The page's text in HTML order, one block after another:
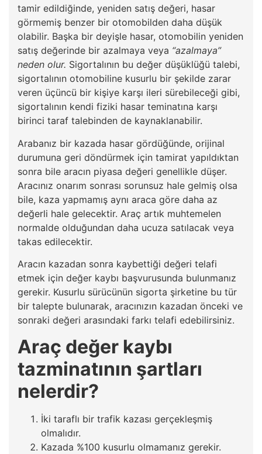
tamir edildiğinde, yeniden satış değeri, hasar
görmemiş benzer bir otomobilden daha düşük
olabilir. Başka bir deyişle hasar, otomobilin yeniden
satış değerinde bir azalmaya veya “azalmaya”
neden olur. Sigortalının bu değer düşüklüğü talebi,
sigortalının otomobiline kusurlu bir şekilde zarar
veren üçüncü bir kişiye karşı ileri sürebileceği gibi,
sigortalının kendi fiziki hasar teminatına karşı
birinci taraf talebinden de kaynaklanabilir.
Arabanız bir kazada hasar gördüğünde, orijinal
durumuna geri döndürmek için tamirat yapıldıktan
sonra bile aracın piyasa değeri genellikle düşer.
Aracınız onarım sonrası sorunsuz hale gelmiş olsa
bile, kaza yapmamış aynı araca göre daha az
değerli hale gelecektir. Araç artık muhtemelen
normalde olduğundan daha ucuza satılacak veya
takas edilecektir.
Aracın kazadan sonra kaybettiği değeri telafi
etmek için değer kaybı başvurusunda bulunmanız
gerekir. Kusurlu sürücünün sigorta şirketine bu tür
bir talepte bulunarak, aracınızın kazadan önceki ve
sonraki değeri arasındaki farkı telafi edebilirsiniz.
Araç değer kaybı
tazminatının şartları
nelerdir?
İki taraflı bir trafik kazası gerçekleşmiş
olmalıdır.
Kazada %100 kusurlu olmamanız gerekir.